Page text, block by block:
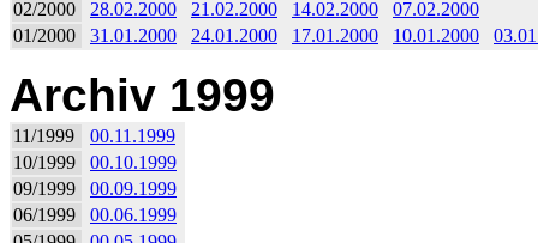
02/2000
28.02.2000 21.02.2000 14.02.2000
07.02.2000
01/2000
31.01.2000 24.01.2000 17.01.2000 10.01.2000
Archiv 1999
11/1999
00.11.1999
10/1999
00.10.1999
09/1999
00.09.1999
06/1999
00.06.1999